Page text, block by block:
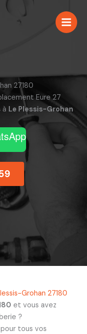
27180
Eure 27
à Le Plessis-Grohan
Grohan 27180
et vous avez
?
tous vos